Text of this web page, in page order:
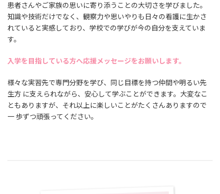
患者さんやご家族の思いに寄り添うことの大切さを学びました。
知識や技術だけでなく、観察力や思いやりも日々の看護に生かさ
れていると実感しており、学校での学びが今の自分を支えていま
す。
入学を目指している方へ応援メッセージをお願いします。
様々な実習先で専門分野を学び、同じ目標を持つ仲間や明るい先
生方 に支えられながら、安心して学ぶことができます。大変なこ
ともありますが、それ以上に楽しいことがたくさんありますので
一 歩ずつ頑張ってください。